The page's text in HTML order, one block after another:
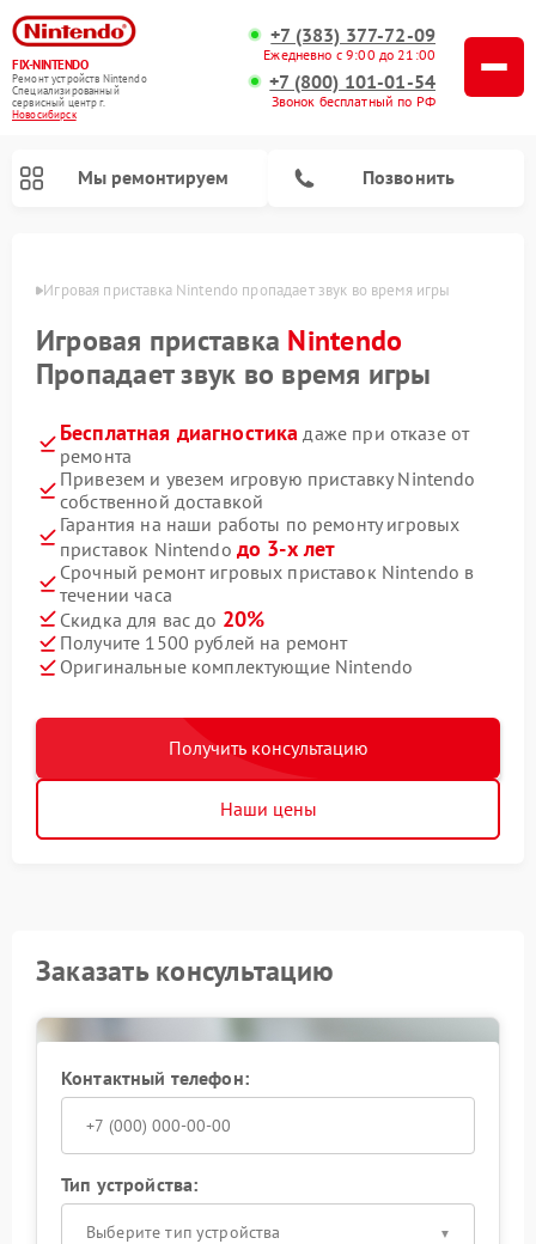
FIX-NINTENDO
Ремонт устройств Nintendo
Специализированный
cервисный центр г.
Новосибирск
+7 (383) 377-72-09
Ежедневно с 9:00 до 21:00
+7 (800) 101-01-54
Звонок бесплатный по РФ
Мы ремонтируем Позвонить
Игровая приставка Nintendo пропадает звук во время игры
Игровая приставка Nintendo
Пропадает звук во время игры
Бесплатная диагностика даже при отказе от
ремонта
Привезем и увезем игровую приставку Nintendo
собственной доставкой
Гарантия на наши работы по ремонту игровых
приставок Nintendo до 3-х лет
Срочный ремонт игровых приставок Nintendo в
течении часа
Скидка для вас до 20%
Получите 1500 рублей на ремонт
Оригинальные комплектующие Nintendo
Получить консультацию
Наши цены
Заказать консультацию
Контактный телефон:
Тип устройства:
Выберите тип устройства